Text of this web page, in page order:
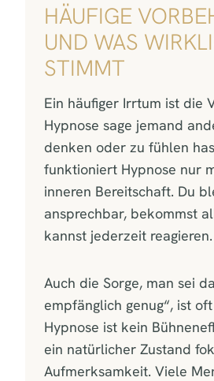
HÄUFIGE
UND WAS
STIMMT
Ein häufiger Irrtum ist die
Hypnose sage jemand
denken oder zu fühlen
funktioniert Hypnose nur
inneren Bereitschaft. Du
ansprechbar, bekommst
kannst jederzeit reagieren.
Auch die Sorge, man sei
empfänglich genug“, ist
Hypnose ist kein
ein natürlicher Zustand
Aufmerksamkeit. Viele